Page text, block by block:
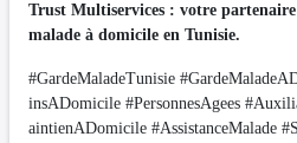
Trust Multiservices : votre
malade à domicile en Tunisie.
#GardeMaladeTunisie
insADomicile #PersonnesAgees
aintienADomicile #AssistanceMalade